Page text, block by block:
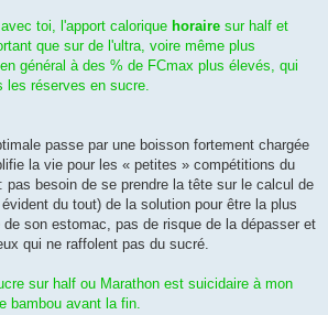
toi, l'apport calorique horaire sur half et
que sur de l'ultra, voire même plus
général à des % de FCmax plus élevés, qui
les réserves en sucre.
passe par une boisson fortement chargée
la vie pour les « petites » compétitions du
besoin de se prendre la tête sur le calcul de
évident du tout) de la solution pour être la plus
son estomac, pas de risque de la dépasser et
qui ne raffolent pas du sucré.
sur half ou Marathon est suicidaire à mon
bambou avant la fin.